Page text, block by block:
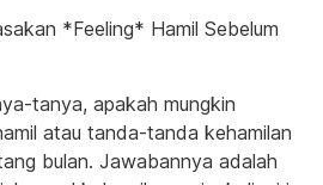
*Feeling* Hamil Sebelum
tanya, apakah mungkin
atau tanda-tanda kehamilan
bulan. Jawabannya adalah